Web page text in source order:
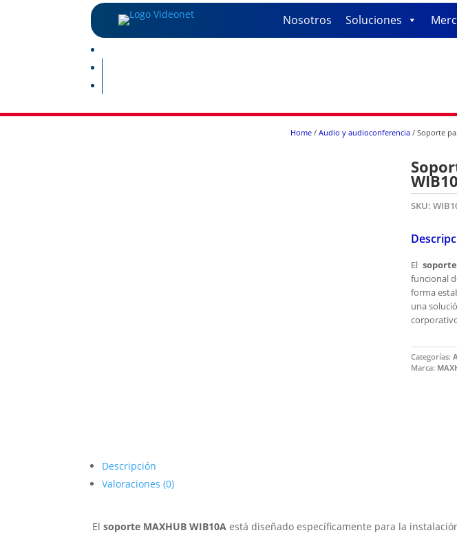
Nosotros Soluciones
Home/ Audio y audioconferencia/ Soporte
SKU:
El
funcional
forma
una
Categorías:
Marca:
Descripción
Valoraciones (0)
Elsoporte MAXHUB WIB10A está diseñado específicamente para la